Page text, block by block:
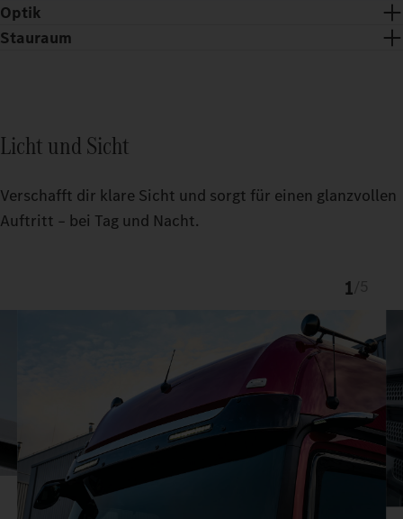
Optik
Stauraum
Der passgenaue TruckLocker schafft mehr Ordnung und
Licht und Sicht
Verschafft dir klare Sicht und sorgt für einen glanzvollen
Auftritt – bei Tag und Nacht.
1